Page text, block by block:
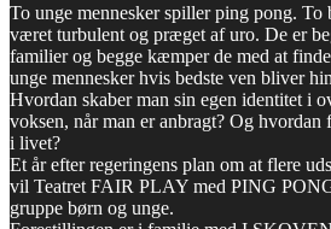
To unge mennesker spiller ping pong.
været turbulent og præget af uro. De er
familier og begge kæmper de med at
unge mennesker hvis bedste ven bliver
Hvordan skaber man sin egen identitet i
voksen, når man er anbragt? Og
i livet?
Et år efter regeringens plan om at flere
vil Teatret FAIR PLAY med PING
gruppe børn og unge.